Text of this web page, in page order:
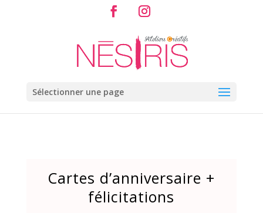
Sélectionner une page
Cartes d’anniversaire +
félicitations